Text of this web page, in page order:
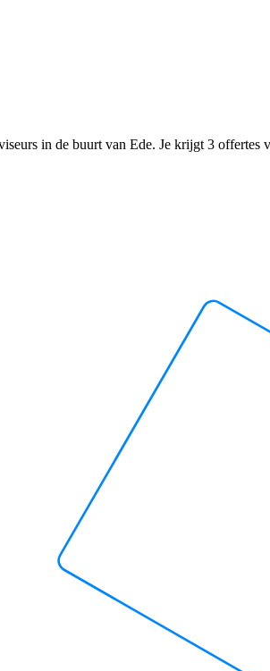
in de buurt van Ede. Je krijgt 3 offertes